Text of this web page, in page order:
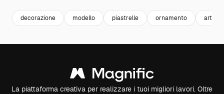
decorazione modello piastrelle ornamento arte e
La piattaforma creativa per realizzare i tuoi migliori lavori. Oltre